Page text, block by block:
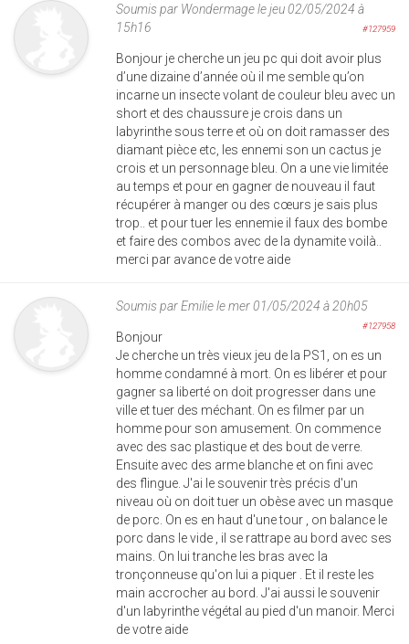
Soumis par Wondermagele jeu 02/05/2024 à
15h16
#127959
Bonjour je cherche un jeu pc qui doit avoir plus
d’une dizaine d’année où il me semble qu’on
incarne un insecte volant de couleur bleu avec un
short et des chaussure je crois dans un
labyrinthe sous terre et où on doit ramasser des
diamant pièce etc, les ennemi son un cactus je
crois et un personnage bleu. On a une vie limitée
au temps et pour en gagner de nouveau il faut
récupérer à manger ou des cœurs je sais plus
trop.. et pour tuer les ennemie il faux des bombe
et faire des combos avec de la dynamite voilà..
merci par avance de votre aide
Soumis parEmiliele mer 01/05/2024 à 20h05
#127958
Bonjour
Je cherche un très vieux jeu de la PS1, on es un
homme condamné à mort. On es libérer et pour
gagner sa liberté on doit progresser dans une
ville et tuer des méchant. On es filmer par un
homme pour son amusement. On commence
avec des sac plastique et des bout de verre.
Ensuite avec des arme blanche et on fini avec
des flingue. J'ai le souvenir très précis d'un
niveau où on doit tuer un obèse avec un masque
de porc. On es en haut d'une tour , on balance le
porc dans le vide , il se rattrape au bord avec ses
mains. On lui tranche les bras avec la
tronçonneuse qu'on lui a piquer . Et il reste les
main accrocher au bord. J'ai aussi le souvenir
d'un labyrinthe végétal au pied d'un manoir. Merci
de votre aide